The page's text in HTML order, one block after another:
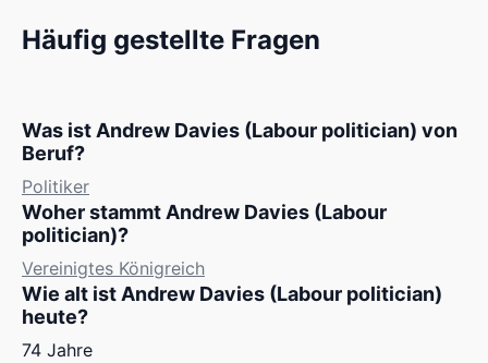
Häufig gestellte Fragen
Was ist Andrew Davies (Labour politician) von
Beruf?
Politiker
Woher stammt Andrew Davies (Labour
politician)?
Vereinigtes Königreich
Wie alt ist Andrew Davies (Labour politician)
heute?
74 Jahre